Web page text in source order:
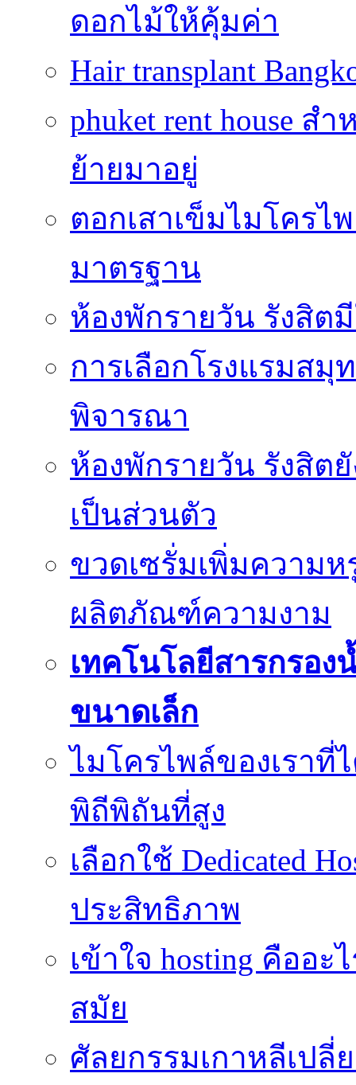
ดอกไม้ให้คุ้มค่า
Hair transplant
phuket rent house
ย้ายมาอยู่
ตอกเสาเข็มไมโคร
มาตรฐาน
ห้องพักรายวัน รังสิต
การเลือกโรงแรมสมุ
พิจารณา
ห้องพักรายวัน รังสิต
เป็นส่วนตัว
ขวดเซรั่มเพิ่มความ
ผลิตภัณฑ์ความงาม
เทคโนโลยีสารกรอ
ขนาดเล็ก
ไมโครไพล์ของเรา
พิถีพิถันที่สูง
เลือกใช้ Dedicated
ประสิทธิภาพ
เข้าใจ hosting คืออ
สมัย
ศัลยกรรมเกาหลีเปลี่